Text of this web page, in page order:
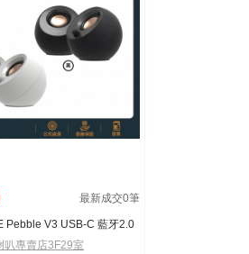
最新成交0筆
Pebble V3 USB-C 藍牙2.0
叭專賣店3F29室